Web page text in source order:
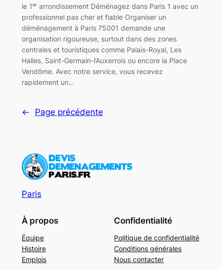
le 1ᵉʳ arrondissement Déménagez dans Paris 1 avec un
professionnel pas cher et fiable Organiser un
déménagement à Paris 75001 demande une
organisation rigoureuse, surtout dans des zones
centrales et touristiques comme Palais-Royal, Les
Halles, Saint-Germain-l’Auxerrois ou encore la Place
Vendôme. Avec notre service, vous recevez
rapidement un…
← Page précédente
Paris
À propos
Équipe
Histoire
Emplois
Confidentialité
Politique de confidentialité
Conditions générales
Nous contacter